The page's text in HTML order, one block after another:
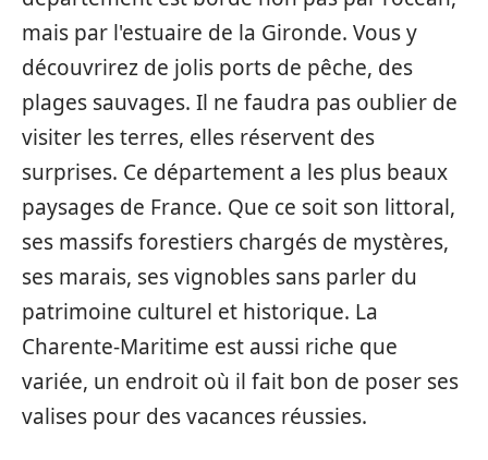
mais par l'estuaire de la Gironde. Vous y
découvrirez de jolis ports de pêche, des
plages sauvages. Il ne faudra pas oublier de
visiter les terres, elles réservent des
surprises. Ce département a les plus beaux
paysages de France. Que ce soit son littoral,
ses massifs forestiers chargés de mystères,
ses marais, ses vignobles sans parler du
patrimoine culturel et historique. La
Charente-Maritime est aussi riche que
variée, un endroit où il fait bon de poser ses
valises pour des vacances réussies.